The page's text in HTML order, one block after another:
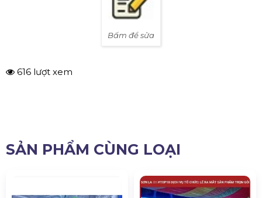
Bấm để sửa
616 lượt xem
SẢN PHẨM CÙNG LOẠI